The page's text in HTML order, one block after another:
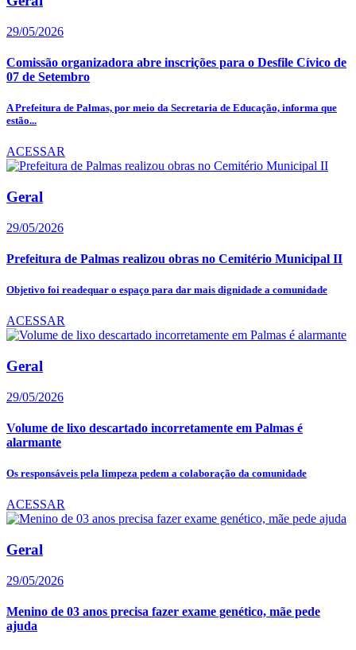
29/05/2026
Comissão organizadora abre inscrições para o Desfile Cívico de
07 de Setembro
A Prefeitura de Palmas, por meio da Secretaria de Educação, informa que
estão...
ACESSAR
Geral
29/05/2026
Prefeitura de Palmas realizou obras no Cemitério Municipal II
Objetivo foi readequar o espaço para dar mais dignidade a comunidade
ACESSAR
Geral
29/05/2026
Volume de lixo descartado incorretamente em Palmas é
alarmante
Os responsáveis pela limpeza pedem a colaboração da comunidade
ACESSAR
Geral
29/05/2026
Menino de 03 anos precisa fazer exame genético, mãe pede
ajuda